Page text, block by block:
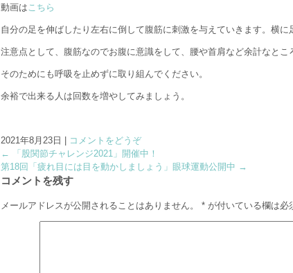
動画はこちら
自分の足を伸ばしたり左右に倒して腹筋に刺激を与えていきます。横に
注意点として、腹筋なのでお腹に意識をして、腰や首肩など余計なとこ
そのためにも呼吸を止めずに取り組んでください。
余裕で出来る人は回数を増やしてみましょう。
2021年8月23日
コメントをどうぞ
←
「股関節チャレンジ2021」開催中！
第18回「疲れ目には目を動かしましょう」眼球運動公開中 →
コメントを残す
メールアドレスが公開されることはありません。 * が付いている欄は必